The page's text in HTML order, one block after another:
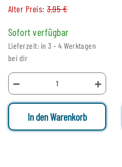
Alter Preis:3,95 €
Sofort verfügbar
Lieferzeit: in 3 - 4 Werktagen
bei dir
In den Warenkorb